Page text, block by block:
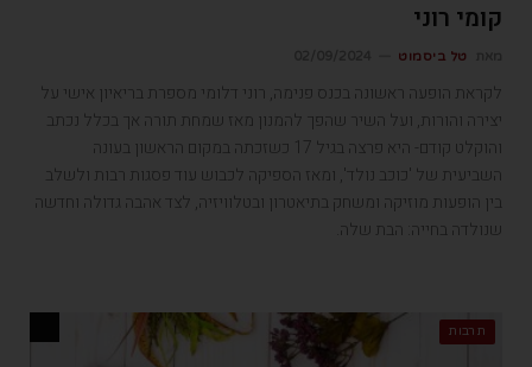
קומי רוני
טל ביסמוט
לקראת הופעה ראשונה בכנס פנימה, רוני דלומי מספרת בריאיון אישי על
יצירה והורות, ועל השיר שהפך להמנון מאז שמחת תורה אך בכלל נכתב
והוקלט קודם- היא פרצה בגיל 17 כשזכתה במקום הראשון בעונה
השביעית של 'כוכב נולד', ומאז הספיקה לכבוש עוד פסגות רבות ולשלב
בין הופעות מוזיקה ומשחק בתיאטרון ובטלוויזיה, לצד אהבה גדולה וחדשה
שנולדה בחייה: הבת שלה.
תרבות